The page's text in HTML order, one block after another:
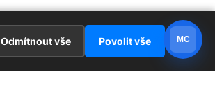
Odmítnout vše Povolit vše MC